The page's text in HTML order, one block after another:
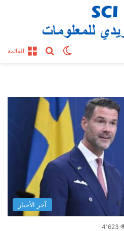
القائمةبحث عن
الوضع المظلم
آخر الأخبار
4٬623